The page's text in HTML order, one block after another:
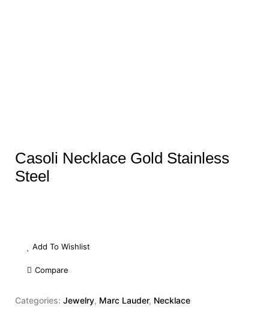
Casoli Necklace Gold Stainless
Steel
Add To Wishlist
Compare
Categories: Jewelry, Marc Lauder, Necklace